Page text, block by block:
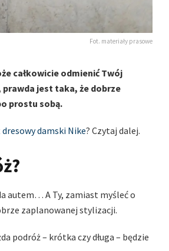
Fot. materiały prasowe
całkowicie odmienić Twój
jest taka, że dobrze
prostu sobą.
damski Nike? Czytaj dalej.
autem… A Ty, zamiast myśleć o
zaplanowanej stylizacji.
podróż – krótka czy długa – będzie